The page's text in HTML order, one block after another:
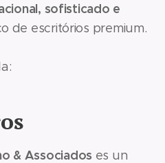
sofisticado e
de escritórios premium.
& Associados es un